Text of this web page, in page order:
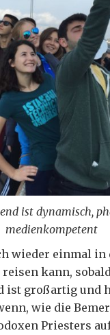
ist dynamisch,
medienkompetent
wieder einmal in
reisen kann, sobald
ist großartig und
wie die
Priesters